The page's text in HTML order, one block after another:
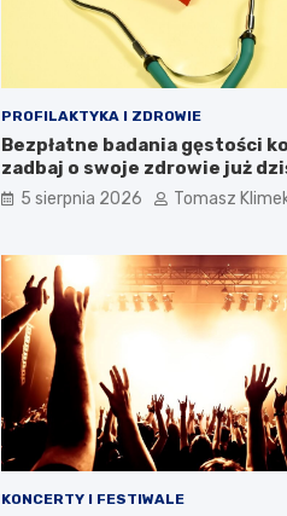
PROFILAKTYKA I ZDROWIE
Bezpłatne badania gęstości
zadbaj o swoje zdrowie już
5 sierpnia 2026 Tomasz
KONCERTY I FESTIWALE